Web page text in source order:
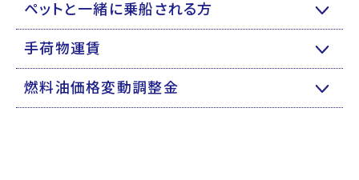
ペットと一緒に乗船される方
手荷物運賃
燃料油価格変動調整金